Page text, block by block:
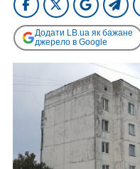
Додати LB.ua як бажане
джерело в Google